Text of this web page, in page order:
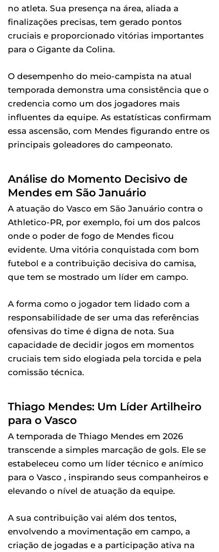
no atleta. Sua presença na área, aliada a
finalizações precisas, tem gerado pontos
cruciais e proporcionado vitórias importantes
para o Gigante da Colina.
O desempenho do meio-campista na atual
temporada demonstra uma consistência que o
credencia como um dos jogadores mais
influentes da equipe. As estatísticas confirmam
essa ascensão, com Mendes figurando entre os
principais goleadores do campeonato.
Análise do Momento Decisivo de
Mendes em São Januário
A atuação do Vasco em São Januário contra o
Athletico-PR, por exemplo, foi um dos palcos
onde o poder de fogo de Mendes ficou
evidente. Uma vitória conquistada com bom
futebol e a contribuição decisiva do camisa,
que tem se mostrado um líder em campo.
A forma como o jogador tem lidado com a
responsabilidade de ser uma das referências
ofensivas do time é digna de nota. Sua
capacidade de decidir jogos em momentos
cruciais tem sido elogiada pela torcida e pela
comissão técnica.
Thiago Mendes: Um Líder Artilheiro
para o Vasco
A temporada de Thiago Mendes em 2026
transcende a simples marcação de gols. Ele se
estabeleceu como um líder técnico e anímico
para o Vasco , inspirando seus companheiros e
elevando o nível de atuação da equipe.
A sua contribuição vai além dos tentos,
envolvendo a movimentação em campo, a
criação de jogadas e a participação ativa na